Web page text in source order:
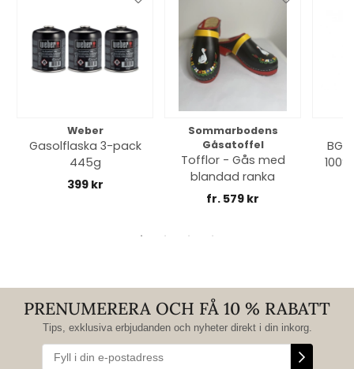
Weber
Gasolflaska 3-pack
445g
399 kr
Sommarbodens
Gåsatoffel
Tofflor - Gås med
blandad ranka
fr. 579 kr
PRENUMERERA OCH FÅ 10 % RABATT
Tips, exklusiva erbjudanden och nyheter direkt i din inkorg.